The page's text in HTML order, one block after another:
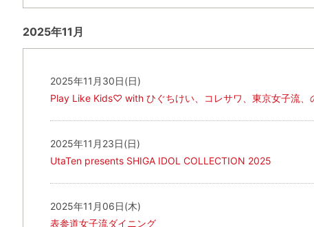
2025年11月
2025年11月30日(日)
Play Like Kids♡ with ひぐちけい、コレサワ、東京女子流、
2025年11月23日(日)
UtaTen presents SHIGA IDOL COLLECTION 2025
2025年11月06日(木)
表参道女子流ダイニング